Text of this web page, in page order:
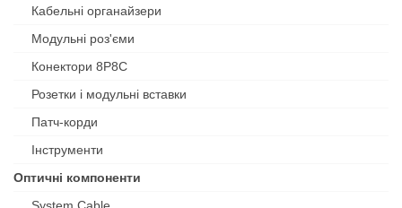
Кабельні органайзери
Модульні роз'єми
Конектори 8P8C
Розетки і модульні вставки
Патч-корди
Інструменти
Оптичні компоненти